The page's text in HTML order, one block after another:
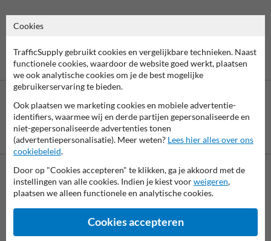
Betaling achteraf
is mogelijk
Neem contact met ons op
Wij zijn op werkdagen (van 8.00 tot 17.00) te bereiken op 038-
Vragen? Stuur een e-mail naarinfo@trafficsupply.nl
formulier in en we reageren zo spoedig mogelijk.
Cookies
TrafficSupply gebruikt cookies en vergelijkbare technieken. Naast
functionele cookies, waardoor de website goed werkt, plaatsen
we ook analytische cookies om je de best mogelijke
gebruikerservaring te bieden.
Ook plaatsen we marketing cookies en mobiele advertentie-
identifiers, waarmee wij en derde partijen gepersonaliseerde en
niet-gepersonaliseerde advertenties tonen
(advertentiepersonalisatie). Meer weten? Lees hier alles over ons
cookiebeleid.
Door op "Cookies accepteren" te klikken, ga je akkoord met de
instellingen van alle cookies. Indien je kiest voorweigeren,
plaatsen we alleen functionele en analytische cookies.
Cookies accepteren